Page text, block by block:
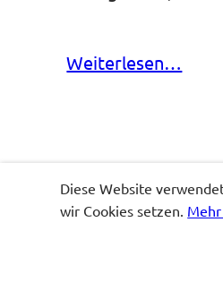
Weiterlesen…
Diese Website
wir Cookies setzen.